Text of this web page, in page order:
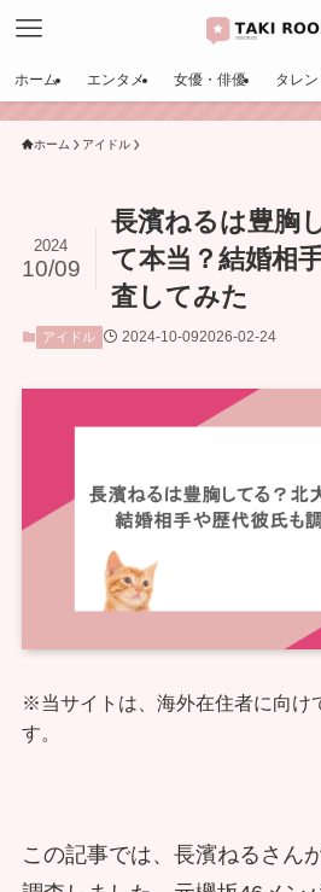
ホーム エンタメ 女優・俳優 タレ
ホーム アイドル
長濱ねるは豊胸
て本当？結婚相
査してみた
2024
10/09
アイドル 2024-10-092026-02-24
※当サイトは、海外在住者に向け
す。
この記事では、長濱ねるさん